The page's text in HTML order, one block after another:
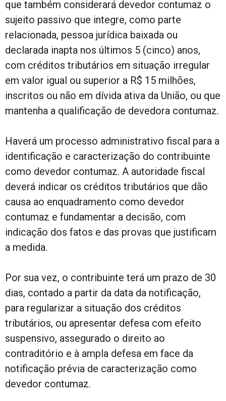
que também considerará devedor contumaz o
sujeito passivo que integre, como parte
relacionada, pessoa jurídica baixada ou
declarada inapta nos últimos 5 (cinco) anos,
com créditos tributários em situação irregular
em valor igual ou superior a R$ 15 milhões,
inscritos ou não em dívida ativa da União, ou que
mantenha a qualificação de devedora contumaz.
Haverá um processo administrativo fiscal para a
identificação e caracterização do contribuinte
como devedor contumaz. A autoridade fiscal
deverá indicar os créditos tributários que dão
causa ao enquadramento como devedor
contumaz e fundamentar a decisão, com
indicação dos fatos e das provas que justificam
a medida.
Por sua vez, o contribuinte terá um prazo de 30
dias, contado a partir da data da notificação,
para regularizar a situação dos créditos
tributários, ou apresentar defesa com efeito
suspensivo, assegurado o direito ao
contraditório e à ampla defesa em face da
notificação prévia de caracterização como
devedor contumaz.